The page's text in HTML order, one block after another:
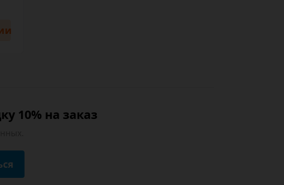
10% на заказ